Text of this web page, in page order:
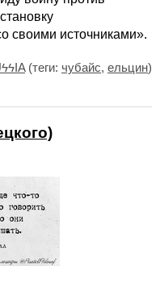
своими источниками».
(теги: чубайс, ельцин)